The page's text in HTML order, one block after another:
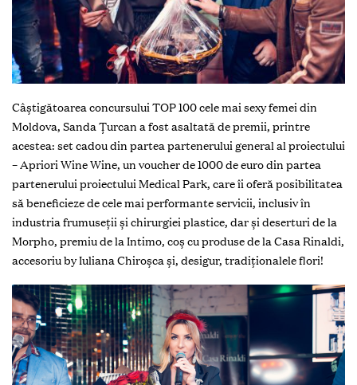
Câștigătoarea concursului TOP 100 cele mai sexy femei din
Moldova, Sanda Țurcan a fost asaltată de premii, printre
acestea: set cadou din partea partenerului general al proiectului
– Apriori Wine Wine, un voucher de 1000 de euro din partea
partenerului proiectului Medical Park, care îi oferă posibilitatea
să beneficieze de cele mai performante servicii, inclusiv în
industria frumuseții și chirurgiei plastice, dar și deserturi de la
Morpho, premiu de la Intimo, coș cu produse de la Casa Rinaldi,
accesoriu by Iuliana Chiroșca și, desigur, tradiționalele flori!